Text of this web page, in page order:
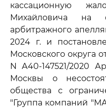
кассационную
Михайловича на
арбитражного
2024 г. и
Московского округа
N А40-147521/2020
Москвы о
общества с
"Группа компаний